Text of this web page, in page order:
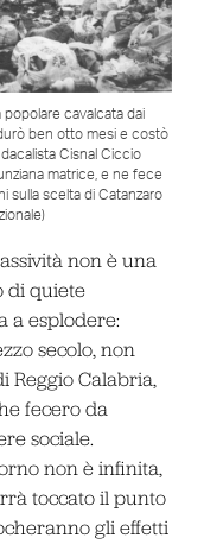
cavalcata dai
ben otto mesi e costò
Cisnal Ciccio
matrice, e ne fece
sulla scelta di Catanzaro
non è una
di quiete
a esplodere:
secolo, non
Reggio Calabria,
fecero da
sociale.
non è infinita,
toccato il punto
gli effetti